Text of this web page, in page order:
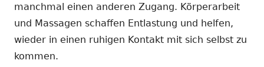
manchmal einen anderen Zugang. Körperarbeit
und Massagen schaffen Entlastung und helfen,
wieder in einen ruhigen Kontakt mit sich selbst zu
kommen.